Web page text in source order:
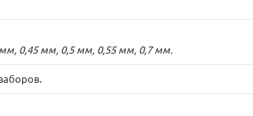
0,45 мм, 0,5 мм, 0,55 мм, 0,7 мм.